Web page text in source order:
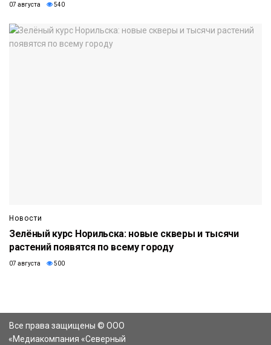
07 августа 540
Новости
Зелёный курс Норильска: новые скверы и тысячи
растений появятся по всему городу
07 августа 500
Все права защищены © ООО
«Медиакомпания «Северный